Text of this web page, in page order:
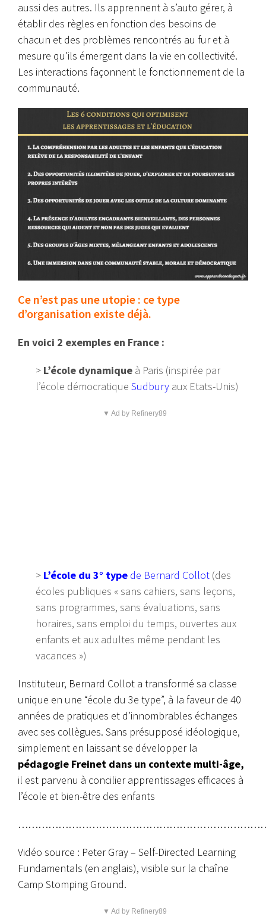
aussi des autres. Ils apprennent à s’auto gérer, à
établir des règles en fonction des besoins de
chacun et des problèmes rencontrés au fur et à
mesure qu’ils émergent dans la vie en collectivité.
Les interactions façonnent le fonctionnement de la
communauté.
Ce n’est pas une utopie : ce type
d’organisation existe déjà.
En voici 2 exemples en France :
> L’école dynamique à Paris (inspirée par
l’école démocratique Sudbury aux Etats-Unis)
▼ Ad by Refinery89
> L’école du 3° type de Bernard Collot (des
écoles publiques « sans cahiers, sans leçons,
sans programmes, sans évaluations, sans
horaires, sans emploi du temps, ouvertes aux
enfants et aux adultes même pendant les
vacances »)
Instituteur, Bernard Collot a transformé sa classe
unique en une “école du 3e type”, à la faveur de 40
années de pratiques et d’innombrables échanges
avec ses collègues. Sans présupposé idéologique,
simplement en laissant se développer la
pédagogie Freinet dans un contexte multi-âge,
il est parvenu à concilier apprentissages efficaces à
l’école et bien-être des enfants
Vidéo source : Peter Gray – Self-Directed Learning
Fundamentals (en anglais), visible sur la chaîne
Camp Stomping Ground.
▼ Ad by Refinery89